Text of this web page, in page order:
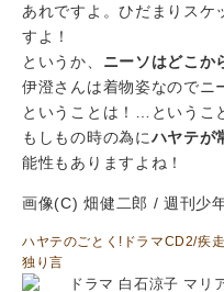
あれですよ。ひだまりスケ
すよ！
というか、 ニーソはどこか
伊澄さんは着物姿なのでニ
ということは！…というこ
もしもの時の為にハヤテが
能性もありますよね！
画像(C) 畑健二郎 / 週刊少
ハヤテのごとく!ドラマCD2/疾
独り言
ドラマ 白石涼子 マリ